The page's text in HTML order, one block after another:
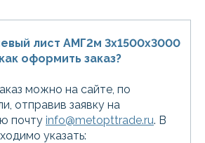
лист АМГ2м 3х1500х3000
оформить заказ?
можно на сайте, по
отправив заявку на
почту info@metopttrade.ru. В
указать: